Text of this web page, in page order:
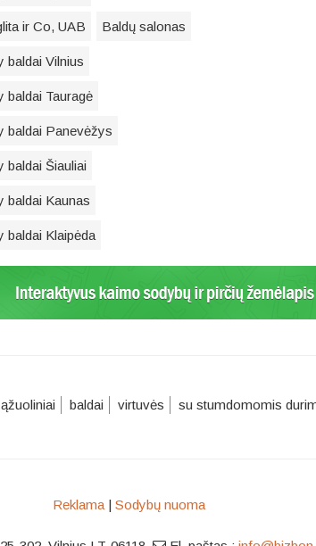
ir Co, UAB Baldų salonas
baldai Vilnius
baldai Tauragė
baldai Panevėžys
baldai Šiauliai
baldai Kaunas
baldai Klaipėda
ąžuoliniai baldai virtuvės su stumdomomis
Reklama| Sodybų nuoma